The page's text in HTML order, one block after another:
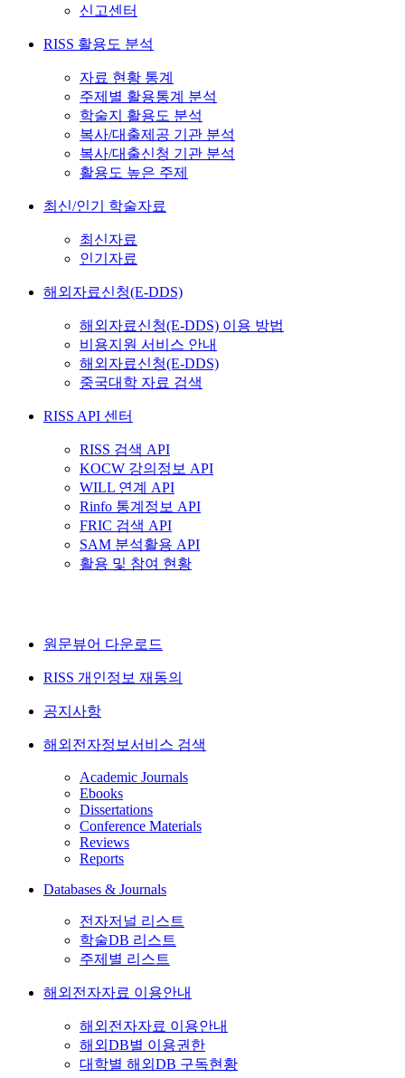
신고센터
RISS 활용도 분석
자료 현황 통계
주제별 활용통계 분석
학술지 활용도 분석
복사/대출제공 기관 분석
복사/대출신청 기관 분석
활용도 높은 주제
최신/인기 학술자료
최신자료
인기자료
해외자료신청(E-DDS)
해외자료신청(E-DDS) 이용 방법
비용지원 서비스 안내
해외자료신청(E-DDS)
중국대학 자료 검색
RISS API 센터
RISS 검색 API
KOCW 강의정보 API
WILL 연계 API
Rinfo 통계정보 API
FRIC 검색 API
SAM 분석활용 API
활용 및 참여 현황
원문뷰어 다운로드
RISS 개인정보 재동의
공지사항
해외전자정보서비스 검색
Academic Journals
Ebooks
Dissertations
Conference Materials
Reviews
Reports
Databases & Journals
전자저널 리스트
학술DB 리스트
주제별 리스트
해외전자자료 이용안내
해외전자자료 이용안내
해외DB별 이용권한
대학별 해외DB 구독현황